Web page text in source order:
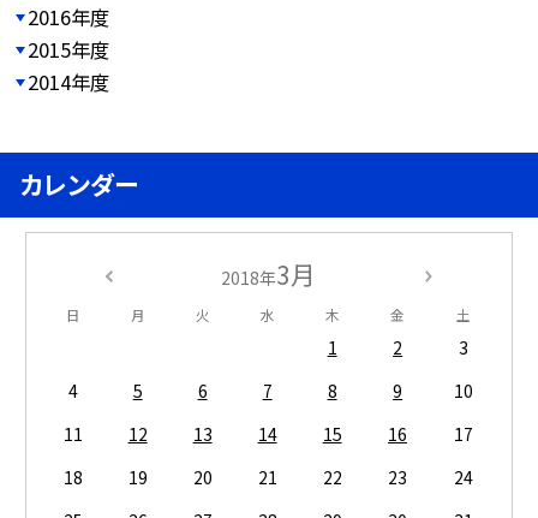
2016年度
2015年度
2014年度
カレンダー
2018年3月
日 月 火 水 木 金 土
1 2
3
4
5 6 7 8 9
10
11
12 13 14 15 16
17
18
19 20 21 22 23
24